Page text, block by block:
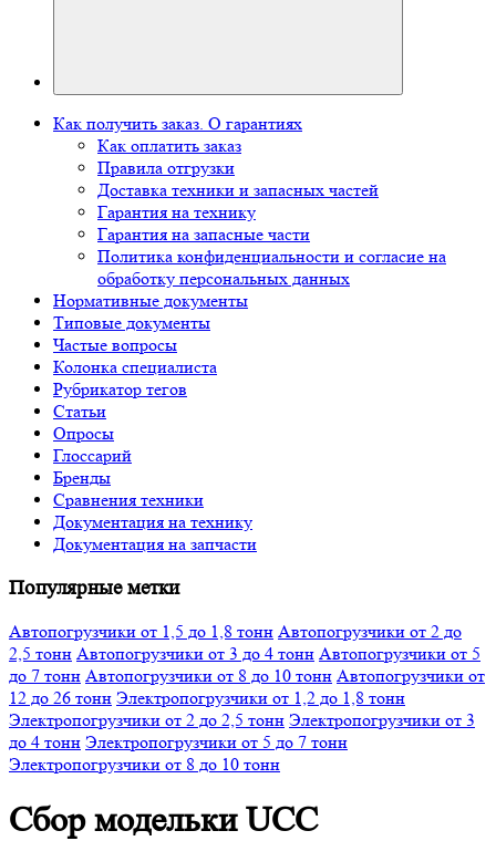
Как получить заказ. О гарантиях
Как оплатить заказ
Правила отгрузки
Доставка техники и запасных частей
Гарантия на технику
Гарантия на запасные части
Политика конфиденциальности и согласие на
обработку персональных данных
Нормативные документы
Типовые документы
Частые вопросы
Колонка специалиста
Рубрикатор тегов
Статьи
Опросы
Глоссарий
Бренды
Сравнения техники
Документация на технику
Документация на запчасти
Популярные метки
Автопогрузчики от 1,5 до 1,8 тонн Автопогрузчики от 2 до
2,5 тонн Автопогрузчики от 3 до 4 тонн Автопогрузчики от 5
до 7 тонн Автопогрузчики от 8 до 10 тонн Автопогрузчики от
12 до 26 тонн Электропогрузчики от 1,2 до 1,8 тонн
Электропогрузчики от 2 до 2,5 тонн Электропогрузчики от 3
до 4 тонн Электропогрузчики от 5 до 7 тонн
Электропогрузчики от 8 до 10 тонн
Сбор модельки UCC